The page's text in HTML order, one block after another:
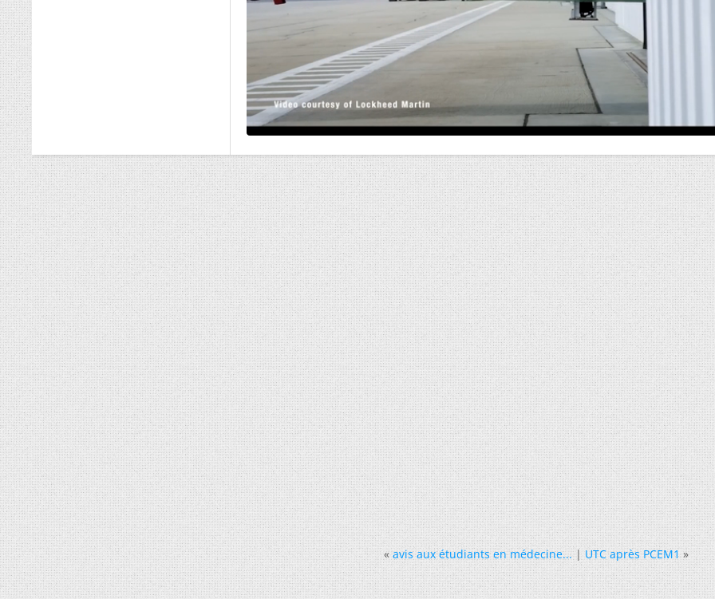
« avis aux étudiants en médecine...|UTC après PCEM1 »